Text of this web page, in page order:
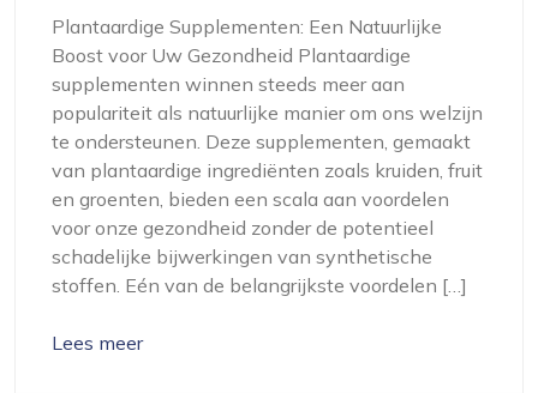
Plantaardige Supplementen: Een Natuurlijke
Boost voor Uw Gezondheid Plantaardige
supplementen winnen steeds meer aan
populariteit als natuurlijke manier om ons welzijn
te ondersteunen. Deze supplementen, gemaakt
van plantaardige ingrediënten zoals kruiden, fruit
en groenten, bieden een scala aan voordelen
voor onze gezondheid zonder de potentieel
schadelijke bijwerkingen van synthetische
stoffen. Eén van de belangrijkste voordelen […]
Lees meer